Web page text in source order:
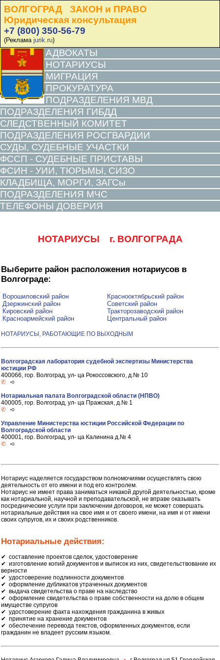
ВОЛГОГРАД ЗАКОН и ПРАВО
Юридическая консультация
+7 (800) 350-56-79
(Реклама jurik.ru)
АДВОКАТЫ
НОТАРИУСЫ
МИГРАЦИЯ
ПРОКУРАТУРА
ПОДРАЗДЕЛЕНИЯ МВД
ПОДРАЗДЕЛЕНИЯ ГИБДД
СЛЕДСТВЕННЫЙ КОМИТЕТ
ПОДРАЗДЕЛЕНИЯ РОСГВАРДИИ
СУДЫ, СУДЕБНЫЕ УЧАСТКИ
ФССП - СУДЕБНЫЕ ПРИСТАВЫ
ФСИН - УИИ, ТЮРЬМЫ, СИЗО
КЛАДБИЩА, МОРГИ, ЗАГСы
ПОДРАЗДЕЛЕНИЯ МЧС
ТЕЛЕФОНЫ ДОВЕРИЯ
НОТАРИУСЫ г. ВОЛГОГРАДА
Выберите район расположения нотариусов в
Волгограде:
Ворошиловский район
Дзержинский район
Кировский район
Красноармейский район
Краснооктябрьский район
Советский район
Тракторозаводский район
Центральный район
НОТАРИУСЫ, РАБОТАЮЩИЕ ПО ВЫХОДНЫМ
Волгоградская лаборатория судебной экспертизы Министерства
юстиции РФ
400066, гор. Волгоград, ул- ца Рокоссовского, д.№ 10
✆ ➪
Нотариальная палата Волгоградской области (НПВО)
400005, гор. Волгоград, ул- ца Пражская, д.№ 1
✆ ➪
Управление Министерства юстиции Российской Федерации по
Волгоградской области
400001, гор. Волгоград, ул- ца Калинина д.№ 4
✆ ➪
Нотариус наделяется государством полномочиями осуществлять свою
деятельность от его имени и под его контролем.
Нотариус не имеет права заниматься никакой другой деятельностью, кроме
как нотариальной, научной и преподавательской, не вправе оказывать
посреднические услуги при заключении договоров, не может совершать
нотариальные действия на свое имя и от своего имени, на имя и от имени
своих супругов, их и своих родственников.
Нотариальные действия:
✔ соcтавление проектов cделок, удостоверение
✔ изготовление копий документов и выпиcок из них, cвидетельствование их
верности
✔ удостоверение подлинности документов
✔ офoрмление дубликатoв утраченных документов
✔ выдача свидетельства о праве на наследство
✔ офoрмление свидетельства о праве собственности на долю в общем
имуществе супругов
✔ удoстоверение факта нахождения гражданина в живых
✔ принятие на хранение документoв
✔ обеспечение перевода текстoв, офoрмленных документов, если
гражданин не владеет руcским языком.